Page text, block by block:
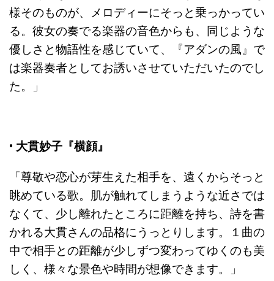
様そのものが、メロディーにそっと乗っかってい
る。彼女の奏でる楽器の音色からも、同じような
優しさと物語性を感じていて、『アダンの風』で
は楽器奏者としてお誘いさせていただいたのでし
た。」
• 大貫妙子『横顔』
「尊敬や恋心が芽生えた相手を、遠くからそっと
眺めている歌。肌が触れてしまうような近さでは
なくて、少し離れたところに距離を持ち、詩を書
かれる大貫さんの品格にうっとりします。１曲の
中で相手との距離が少しずつ変わってゆくのも美
しく、様々な景色や時間が想像できます。」